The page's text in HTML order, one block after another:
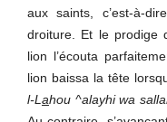
aux saints, c’est-à-
droiture. Et le prodige
lion l’écouta
lion baissa la tête
l-L ahou ^alayhi wa